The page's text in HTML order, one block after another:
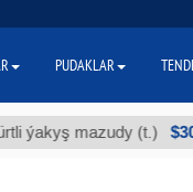
mazudy (t.) $300
PUDAKLAR